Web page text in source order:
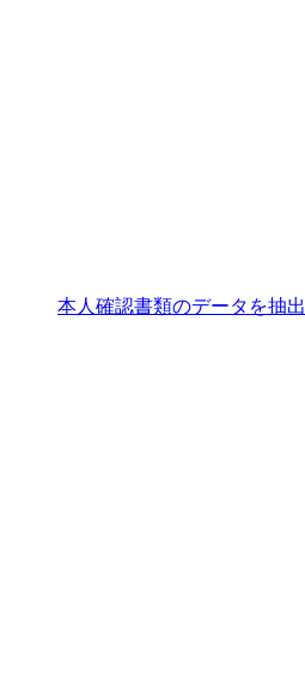
本人確認書類のデータを抽出